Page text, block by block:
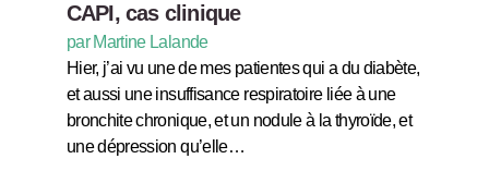
CAPI, cas clinique
par Martine Lalande
Hier, j’ai vu une de mes patientes qui a du diabète,
et aussi une insuffisance respiratoire liée à une
bronchite chronique, et un nodule à la thyroïde, et
une dépression qu’elle…